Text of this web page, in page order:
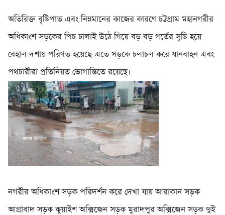
অতিরিক্ত বৃষ্টিপাত এবং নিম্নমানের কাজের কারণে চট্টগ্রাম মহানগরীর
অধিকাংশ সড়কের পিচ ঢালাই উঠে গিয়ে বড় বড় গর্তের সৃষ্টি হয়ে
বেহাল দশায় পরিণত হয়েছে এতে সড়কে চলাচল করে যানবাহন এবং
পথচারীরা প্রতিনিয়ত ভোগান্তিতে রয়েছে।
নগরীর অধিকাংশ সড়ক পরিদর্শন করে দেখা যায় আরাকান সড়ক
আগ্রাবাদ সড়ক কুয়াইশ অক্সিজেন সড়ক মুরাদপুর অক্সিজেন সড়ক দুই